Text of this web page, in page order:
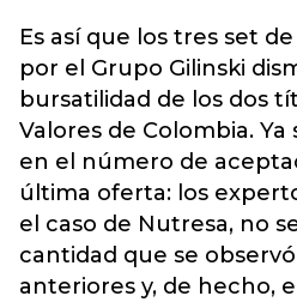
Es así que los tres set
por el Grupo Gilinski
bursatilidad de los dos
Valores de Colombia.
en el número de
última oferta: los
el caso de Nutresa, no
cantidad que se
anteriores y, de hecho,